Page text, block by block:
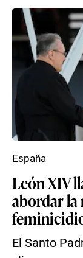
León XIV
abordar la
El Santo
España